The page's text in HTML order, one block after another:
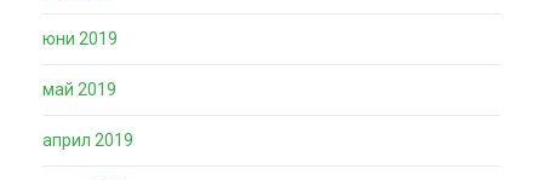
юни 2019
май 2019
април 2019